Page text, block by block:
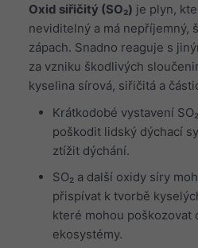
Oxid siřičitý (SO₂) je plyn,
neviditelný a má nepříjemný,
zápach. Snadno reaguje s
za vzniku škodlivých
kyselina sírová, siřičitá a
Krátkodobé vystavení
poškodit lidský dýchací
ztížit dýchání.
SO₂ a další oxidy síry
přispívat k tvorbě
které mohou poškozovat
ekosystémy.